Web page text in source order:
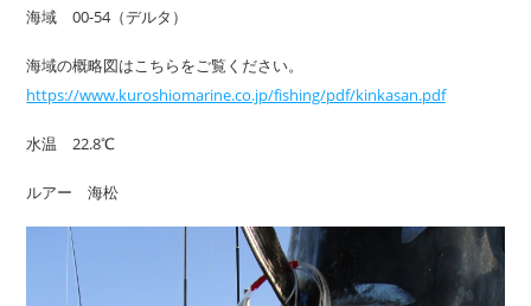
海域 00-54（デルタ）
海域の概略図はこちらをご覧ください。
https://www.kuroshiomarine.co.jp/fishing/pdf/kinkasan.pdf
水温 22.8℃
ルアー 海松